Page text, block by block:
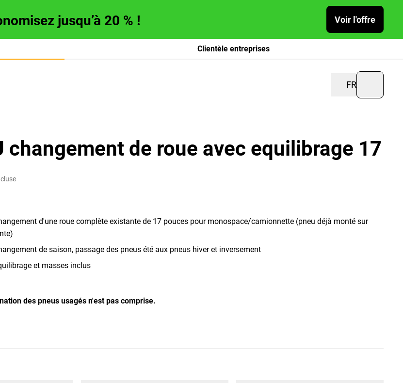
jusqu’à 20 % ! Voir l'offre
Clientèle entreprises
FR
changement de roue avec equilibrage 17
d'une roue complète existante de 17 pouces pour monospace/camionnette (pneu déjà monté sur
de saison, passage des pneus été aux pneus hiver et inversement
et masses inclus
des pneus usagés n'est pas comprise.